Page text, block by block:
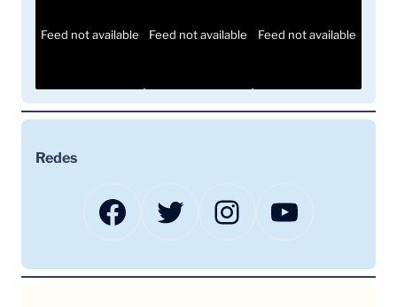
Feed not available Feed not available Feed not available
Redes
Facebook Twitter Instagram YouTube